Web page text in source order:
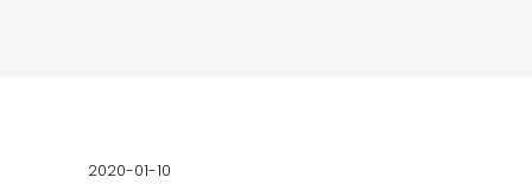
2020-01-10